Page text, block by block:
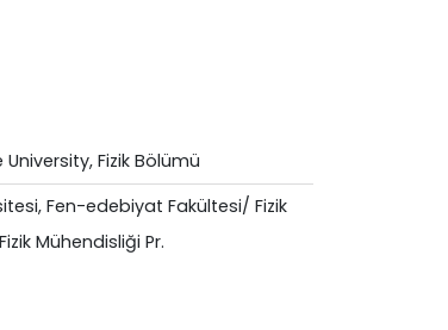
Fizik Bölümü
Fen-edebiyat Fakültesi/ Fizik
Mühendisliği Pr.